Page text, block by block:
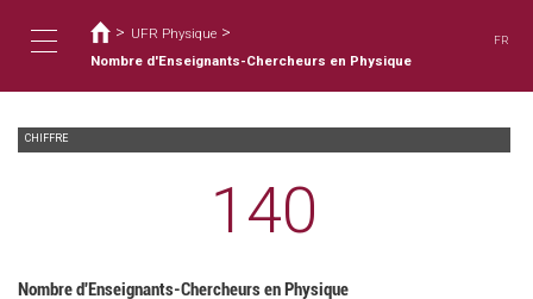
容
Toggle
navigation
在
這
裡
> UFR Physique >
Nombre d'Enseignants-Chercheurs en Physique
FR
CHIFFRE
140
Nombre d'Enseignants-Chercheurs en Physique